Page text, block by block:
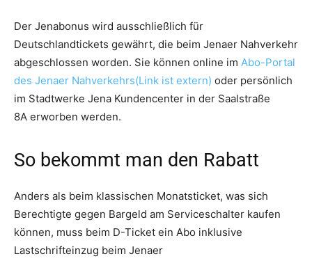
Der Jenabonus wird ausschließlich für
Deutschlandtickets gewährt, die beim Jenaer Nahverkehr
abgeschlossen worden. Sie können online im Abo-Portal
des Jenaer Nahverkehrs(Link ist extern) oder persönlich
im Stadtwerke Jena Kundencenter in der Saalstraße
8A erworben werden.
So bekommt man den Rabatt
Anders als beim klassischen Monatsticket, was sich
Berechtigte gegen Bargeld am Serviceschalter kaufen
können, muss beim D-Ticket ein Abo inklusive
Lastschrifteinzug beim Jenaer